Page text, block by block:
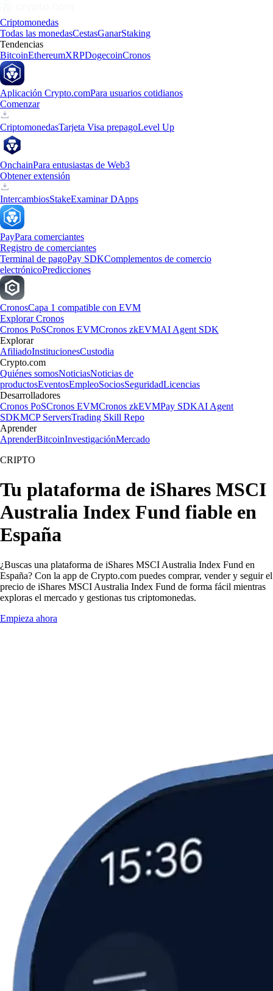
Criptomonedas
Todas las monedasCestasGanarStaking
Tendencias
BitcoinEthereumXRPDogecoinCronos
Aplicación Crypto.comPara usuarios cotidianos
Comenzar
CriptomonedasTarjeta Visa prepagoLevel Up
OnchainPara entusiastas de Web3
Obtener extensión
IntercambiosStakeExaminar DApps
PayPara comerciantes
Registro de comerciantes
Terminal de pagoPay SDKComplementos de comercio
electrónicoPredicciones
CronosCapa 1 compatible con EVM
Explorar Cronos
Cronos PoSCronos EVMCronos zkEVMAI Agent SDK
Explorar
AfiliadoInstitucionesCustodia
Crypto.com
Quiénes somosNoticiasNoticias de
productosEventosEmpleoSociosSeguridadLicencias
Desarrolladores
Cronos PoSCronos EVMCronos zkEVMPay SDKAI Agent
SDKMCP ServersTrading Skill Repo
Aprender
AprenderBitcoinInvestigaciónMercado
CRIPTO
Tu plataforma de iShares MSCI
Australia Index Fund fiable en
España
¿Buscas una plataforma de iShares MSCI Australia Index Fund en
España? Con la app de Crypto.com puedes comprar, vender y seguir el
precio de iShares MSCI Australia Index Fund de forma fácil mientras
exploras el mercado y gestionas tus criptomonedas.
Empieza ahora